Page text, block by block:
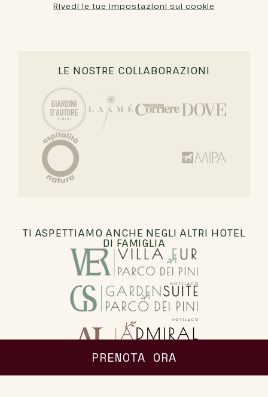
Rivedi le tue impostazioni sui cookie
LE NOSTRE COLLABORAZIONI
TI ASPETTIAMO ANCHE NEGLI ALTRI HOTEL
DI FAMIGLIA
PRENOTA ORA